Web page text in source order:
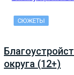
СЮЖЕТЫ
округа (12+)